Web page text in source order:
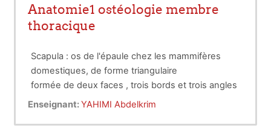
Anatomie1 ostéologie membre
thoracique
Scapula : os de l'épaule chez les mammifères
domestiques, de forme triangulaire
formée de deux faces , trois bords et trois angles
Enseignant:YAHIMI Abdelkrim